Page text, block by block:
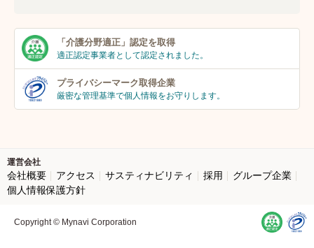
「介護分野適正」 認定を取得
適正認定事業者として認定されました。
プライバシーマーク取得企業
厳密な管理基準で個人情報をお守りします。
運営会社
会社概要 アクセス サスティナビリティ 採用
グループ企業
個人情報保護方針
Copyright © Mynavi Corporation